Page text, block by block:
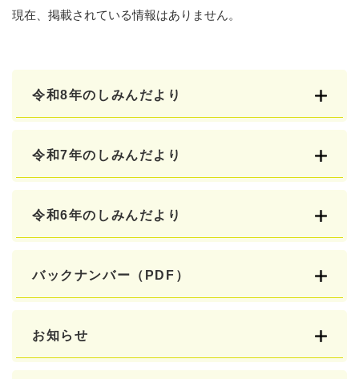
現在、掲載されている情報はありません。
令和8年のしみんだより
令和7年のしみんだより
令和6年のしみんだより
バックナンバー（PDF）
お知らせ